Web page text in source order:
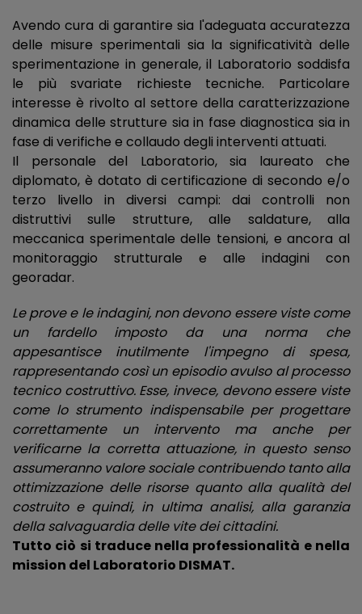
Avendo cura di garantire sia l'adeguata accuratezza
delle misure sperimentali sia la significatività delle
sperimentazione in generale, il Laboratorio soddisfa
le più svariate richieste tecniche. Particolare
interesse è rivolto al settore della caratterizzazione
dinamica delle strutture sia in fase diagnostica sia in
fase di verifiche e collaudo degli interventi attuati.
Il personale del Laboratorio, sia laureato che
diplomato, è dotato di certificazione di secondo e/o
terzo livello in diversi campi: dai controlli non
distruttivi sulle strutture, alle saldature, alla
meccanica sperimentale delle tensioni, e ancora al
monitoraggio strutturale e alle indagini con
georadar.
Le prove e le indagini, non devono essere viste come
un fardello imposto da una norma che
appesantisce inutilmente l'impegno di spesa,
rappresentando così un episodio avulso al processo
tecnico costruttivo. Esse, invece, devono essere viste
come lo strumento indispensabile per progettare
correttamente un intervento ma anche per
verificarne la corretta attuazione, in questo senso
assumeranno valore sociale contribuendo tanto alla
ottimizzazione delle risorse quanto alla qualità del
costruito e quindi, in ultima analisi, alla garanzia
della salvaguardia delle vite dei cittadini.
Tutto ciò si traduce nella professionalità e nella
mission del Laboratorio DISMAT.